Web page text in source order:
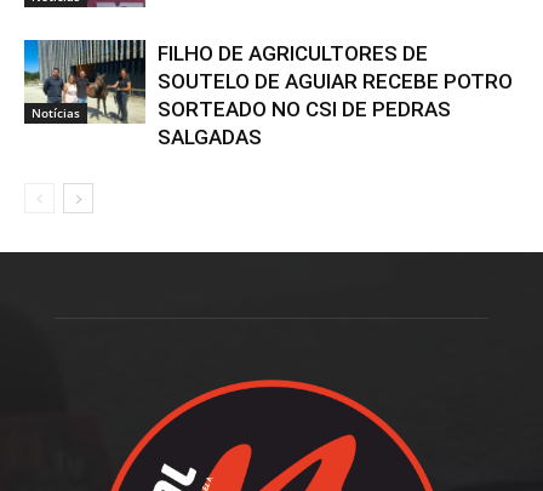
Notícias
FILHO DE AGRICULTORES DE
SOUTELO DE AGUIAR RECEBE POTRO
SORTEADO NO CSI DE PEDRAS
SALGADAS